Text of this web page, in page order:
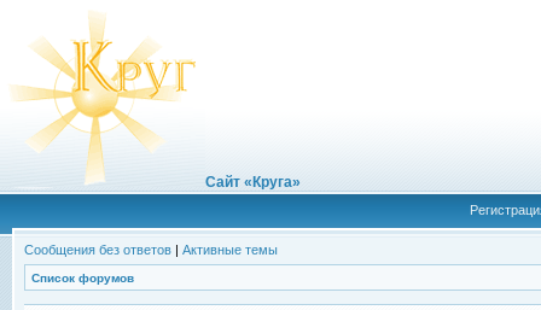
Сайт «Круга»
Сообщения без ответов | Активные темы
Список форумов